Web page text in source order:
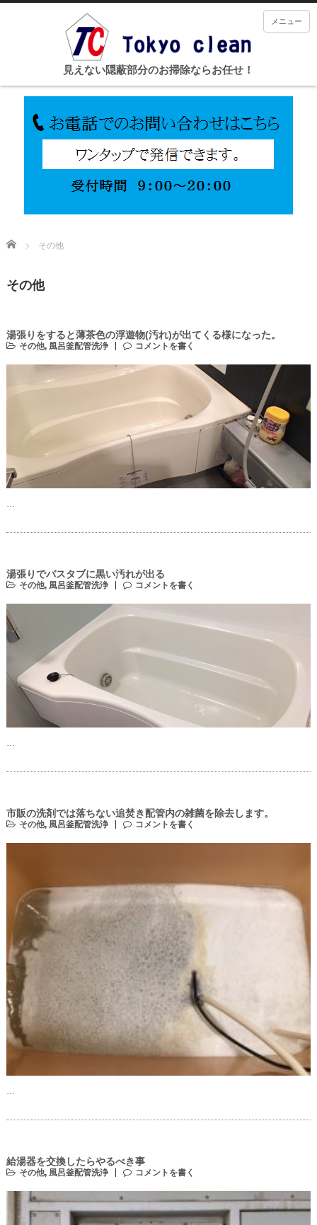
見えない隠蔽部分のお掃除ならお任せ！
メニュー
Home その他
その他
湯張りをすると薄茶色の浮遊物(汚れ)が出てくる様になった。
その他, 風呂釜配管洗浄 コメントを書く
…
湯張りでバスタブに黒い汚れが出る
その他, 風呂釜配管洗浄 コメントを書く
…
市販の洗剤では落ちない追焚き配管内の雑菌を除去します。
その他, 風呂釜配管洗浄 コメントを書く
…
給湯器を交換したらやるべき事
その他, 風呂釜配管洗浄 コメントを書く